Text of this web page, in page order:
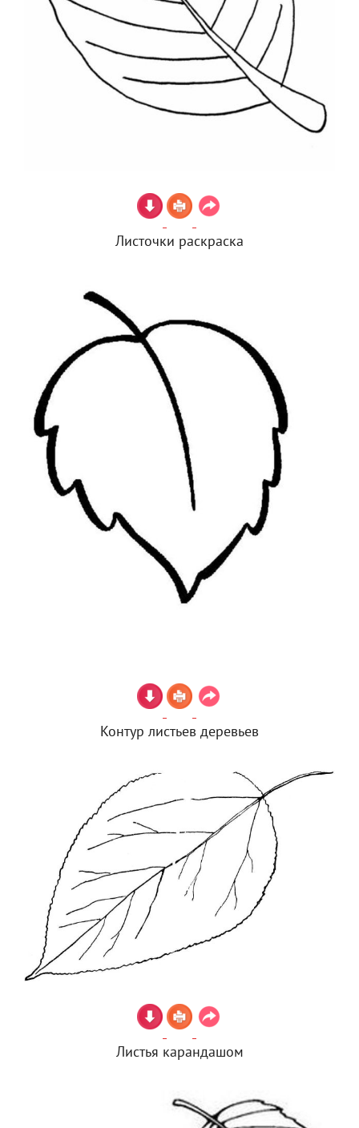
Листочки раскраска
Контур листьев деревьев
Листья карандашом